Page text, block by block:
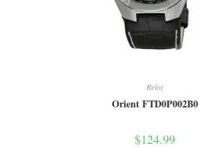
Reloj
Orient FTD0P002B0
$124.99